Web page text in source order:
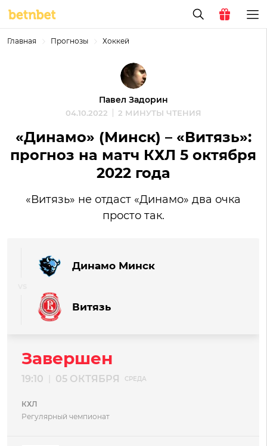
Главная Прогнозы Хоккей
Павел Задорин
04.10.2022 2 МИНУТЫ ЧТЕНИЯ
«Динамо» (Минск) – «Витязь»:
прогноз на матч КХЛ 5 октября
2022 года
«Витязь» не отдаст «Динамо» два очка
просто так.
Динамо Минск
Витязь
Завершен
19:10 05 ОКТЯБРЯ СРЕДА
КХЛ
Регулярный чемпионат